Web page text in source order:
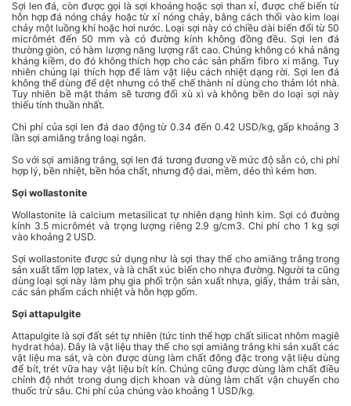
Sợi len đá, còn được gọi là sợi khoáng hoặc sợi than xỉ, được chế biến từ
hỗn hợp đá nóng chảy hoặc từ xỉ nóng chảy, bằng cách thổi vào kim loại
chảy một luồng khí hoặc hơi nước. Loại sợi này có chiều dài biến đổi từ 50
micrômét đến 50 mm và có đường kính không đồng đều. Sợi len đá
thường giòn, có hàm lượng năng lượng rất cao. Chúng không có khả năng
kháng kiềm, do đó không thích hợp cho các sản phẩm fibro xi măng. Tuy
nhiên chúng lại thích hợp để làm vật liệu cách nhiệt dạng rời. Sợi len đá
không thể dùng để dệt nhưng có thể chế thành nỉ dùng cho thảm lót nhà.
Tuy nhiên bề mặt thảm sẽ tương đối xù xì và không bền do loại sợi này
thiếu tính thuần nhất.
Chi phí của sợi len đá dao động từ 0.34 đến 0.42 USD/kg, gấp khoảng 3
lần sợi amiăng trắng loại ngắn.
So với sợi amiăng trắng, sợi len đá tương đương về mức độ sẵn có, chi phí
hợp lý, bền nhiệt, bền hóa chất, nhưng độ dai, mềm, dẻo thì kém hơn.
Sợi wollastonite
Wollastonite là calcium metasilicat tự nhiên dạng hình kim. Sợi có đường
kính 3.5 micrômét và trọng lượng riêng 2.9 g/cm3. Chi phí cho 1 kg sợi
vào khoảng 2 USD.
Sợi wollastonite được sử dụng như là sợi thay thế cho amiăng trắng trong
sản xuất tấm lợp latex, và là chất xúc biến cho nhựa đường. Người ta cũng
dùng loại sợi này làm phụ gia phối trộn sản xuất nhựa, giấy, thảm trải sàn,
các sản phẩm cách nhiệt và hỗn hợp gốm.
Sợi attapulgite
Attapulgite là sợi đất sét tự nhiên (tức tinh thể hợp chất silicat nhôm magiê
hydrat hóa). Đây là vật liệu thay thế cho sợi amiăng trắng khi sản xuất các
vật liệu ma sát, và còn được dùng làm chất đông đặc trong vật liệu dùng
để bít, trét vữa hay vật liệu bít kín. Chúng cũng được dùng làm chất điều
chỉnh độ nhớt trong dung dịch khoan và dùng làm chất vận chuyển cho
thuốc trừ sâu. Chi phí của chúng vào khoảng 1 USD/kg.